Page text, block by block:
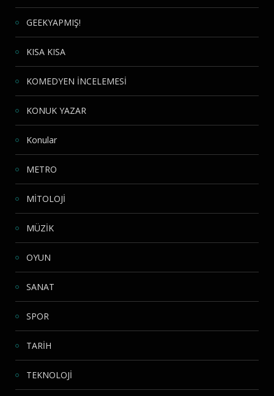
GEEKYAPMIŞ!
KISA KISA
KOMEDYEN İNCELEMESİ
KONUK YAZAR
Konular
METRO
MİTOLOJİ
MÜZİK
OYUN
SANAT
SPOR
TARİH
TEKNOLOJİ